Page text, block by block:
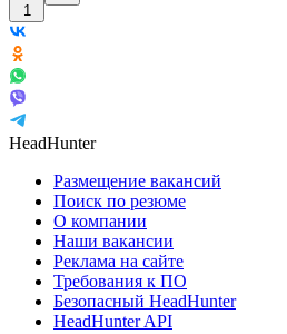
1
HeadHunter
Размещение вакансий
Поиск по резюме
О компании
Наши вакансии
Реклама на сайте
Требования к ПО
Безопасный HeadHunter
HeadHunter API